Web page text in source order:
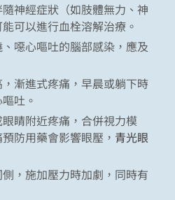
神經症狀（如肢體無力、神
可以進行血栓溶解治療。
噁心嘔吐的腦部感染，應及
漸進式疼痛，早晨或躺下時
吐。
睛附近疼痛，合併視力模
防用藥會影響眼壓， 青光眼
，施加壓力時加劇，同時有